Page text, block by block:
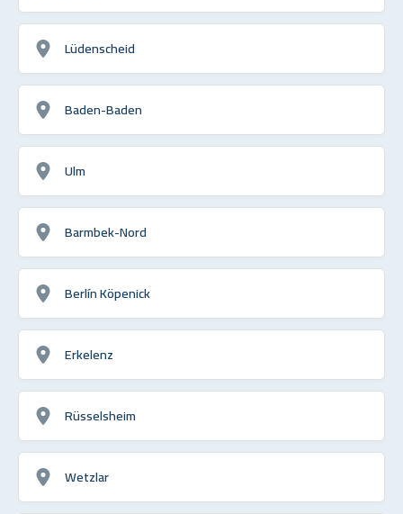
Lüdenscheid
Baden-Baden
Ulm
Barmbek-Nord
Berlín Köpenick
Erkelenz
Rüsselsheim
Wetzlar